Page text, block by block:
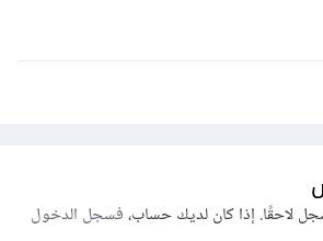
لاحقًا. إذا كان لديك حساب،فسجل الدخول